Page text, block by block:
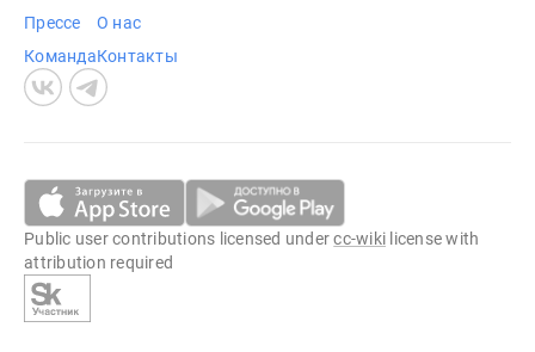
Прессе
Команда
О нас
Контакты
Public user contributions licensed undercc-wiki license with
attribution required